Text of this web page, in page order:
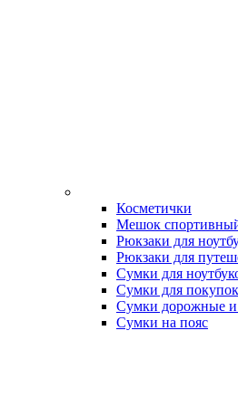
Косметички
Мешок
Рюкзаки для
Рюкзаки для
Сумки для
Сумки для покупок
Сумки дорожные
Сумки на пояс